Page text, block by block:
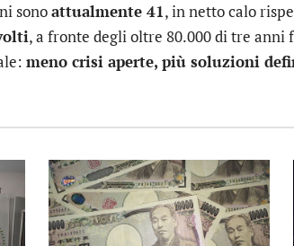
sonoattualmente 41, in netto calo
, a fronte degli oltre 80.000 di tre anni
meno crisi aperte, più soluzioni